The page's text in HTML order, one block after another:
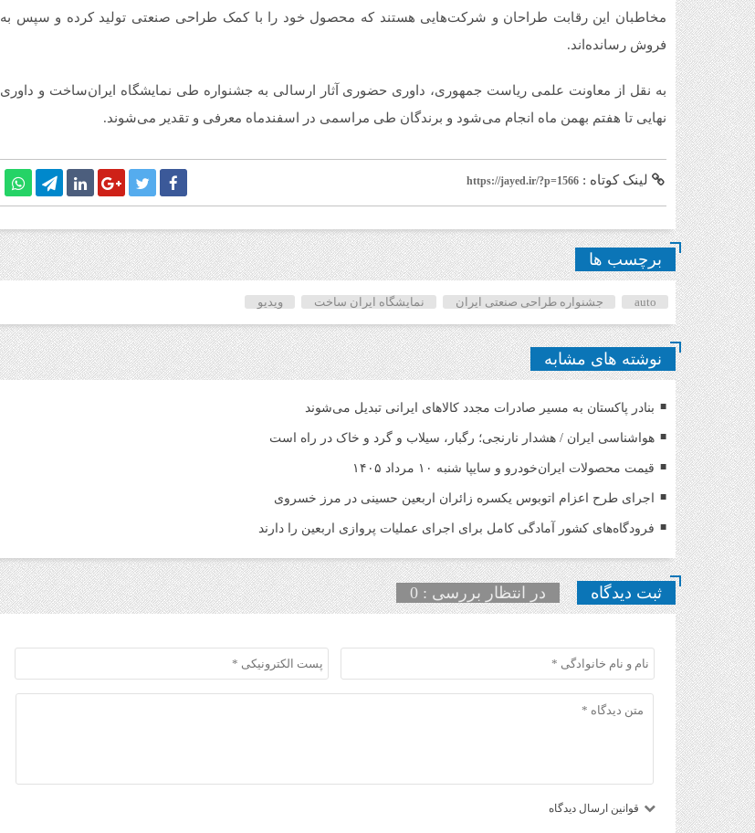
مخاطبان این رقابت طراحان و شرکت‌هایی هستند که محصول خود را با کمک طراحی صنعتی تولید کرده و سپس به
فروش رسانده‌اند.
به نقل از معاونت علمی ریاست جمهوری، داوری حضوری آثار ارسالی به جشنواره طی نمایشگاه ایران‌ساخت و داوری
نهایی تا هفتم بهمن ماه انجام می‌شود و برندگان طی مراسمی در اسفندماه معرفی و تقدیر می‌شوند.
لینک کوتاه : https://jayed.ir/?p=1566
برچسب ها
auto جشنواره طراحی صنعتی ایران نمایشگاه ایران ساخت ویدیو
نوشته های مشابه
بنادر پاکستان به مسیر صادرات مجدد کالاهای ایرانی تبدیل می‌شوند
هواشناسی ایران / هشدار نارنجی؛ رگبار، سیلاب و گرد و خاک در راه است
قیمت محصولات ایران‌خودرو و سایپا شنبه ۱۰ مرداد ۱۴۰۵
اجرای طرح اعزام اتوبوس یکسره زائران اربعین حسینی در مرز خسروی
فرودگاه‌های کشور آمادگی کامل برای اجرای عملیات پروازی اربعین را دارند
ثبت دیدگاه در انتظار بررسی : 0
قوانین ارسال دیدگاه